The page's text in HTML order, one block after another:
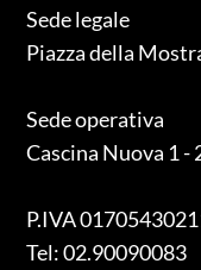
Sede legale
Piazza della
Sede operativa
Cascina Nuova 1 -
P.IVA
Tel: 02.90090083